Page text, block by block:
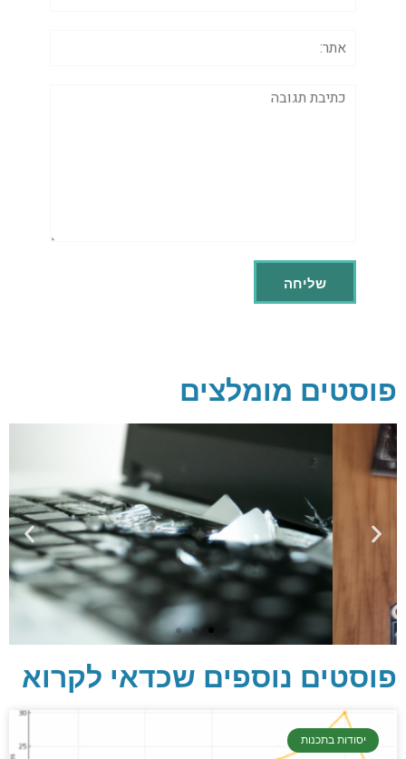
תגובה
פוסטים מומלצים
פוסטים נוספים שכדאי לקרוא
יסודות בתכנות